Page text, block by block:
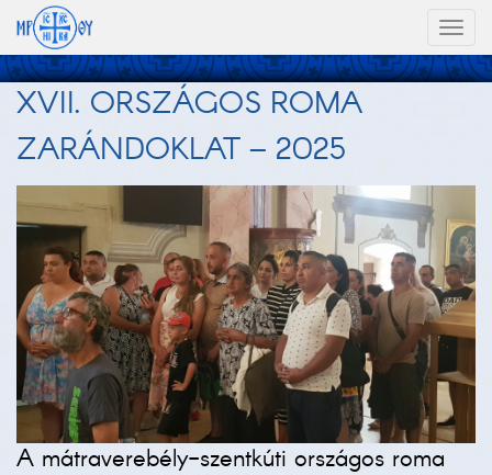
XVII. ORSZÁGOS ROMA
ZARÁNDOKLAT – 2025
A mátraverebély-szentkúti országos roma